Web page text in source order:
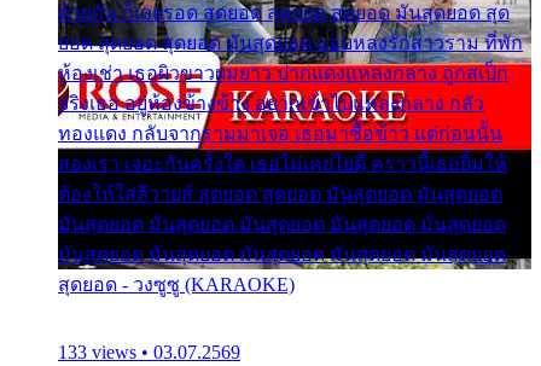
ด้วยกัน ก็เลยรอด สุดยอด สุดยอด สุดยอด มันสุดยอด สุด
ยอด สุดยอด สุดยอด มันสุดยอด แอบหลงรักสาวราม ที่พัก
ห้องเช่า เธอผิวขาวผมยาว ปากแดงแหลงกลาง ถูกสเป็ก
จริงเธอ อยู่ห้องข้างข้าง อยากเข้าไปแหลงกลาง กลัว
ทองแดง กลับจากรามมาเจอ เธอมาซื้อข้าว แต่ก่อนนั้น
สองเรา เจอะกันครั้งใด เธอไม่เคยไยดี คราวนี้เธอยิ้มให้
ต้องให้ใส่ลีวายส์ สุดยอด สุดยอด มันสุดยอด มันสุดยอด
มันสุดยอด มันสุดยอด มันสุดยอด มันสุดยอด มันสุดยอด
มันสุดยอด มันสุดยอด มันสุดยอด มันสุดยอด มันสุดยอด
สุดยอด - วงซูซู (KARAOKE)
133 views • 03.07.2569